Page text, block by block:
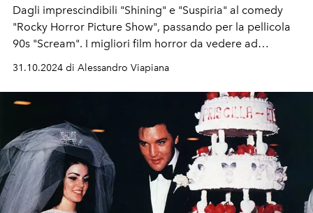
Dagli imprescindibili "Shining" e "Suspiria" al comedy
"Rocky Horror Picture Show", passando per la pellicola
90s "Scream". I migliori film horror da vedere ad
31.10.2024 di Alessandro Viapiana